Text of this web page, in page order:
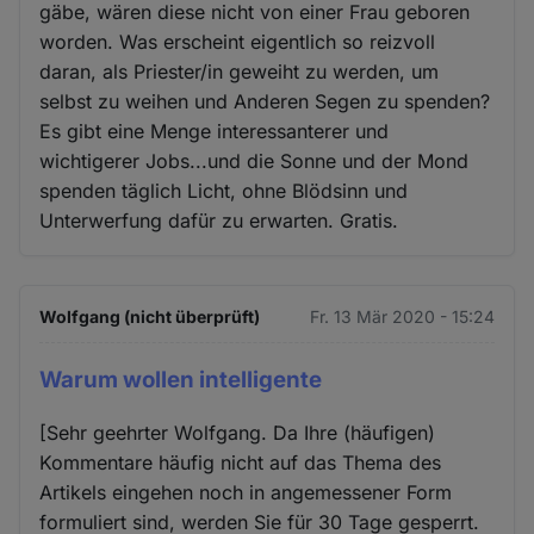
gäbe, wären diese nicht von einer Frau geboren
worden. Was erscheint eigentlich so reizvoll
daran, als Priester/in geweiht zu werden, um
selbst zu weihen und Anderen Segen zu spenden?
Es gibt eine Menge interessanterer und
wichtigerer Jobs...und die Sonne und der Mond
spenden täglich Licht, ohne Blödsinn und
Unterwerfung dafür zu erwarten. Gratis.
Wolfgang (nicht überprüft) Fr. 13 Mär 2020 - 15:24
Warum wollen intelligente
[Sehr geehrter Wolfgang. Da Ihre (häufigen)
Kommentare häufig nicht auf das Thema des
Artikels eingehen noch in angemessener Form
formuliert sind, werden Sie für 30 Tage gesperrt.